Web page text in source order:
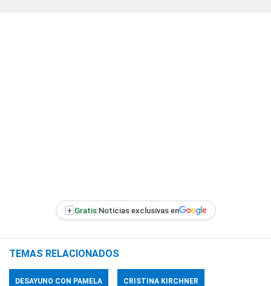
+ Gratis:Noticias exclusivas en
TEMAS RELACIONADOS
DESAYUNO CON PAMELA CRISTINA KIRCHNER